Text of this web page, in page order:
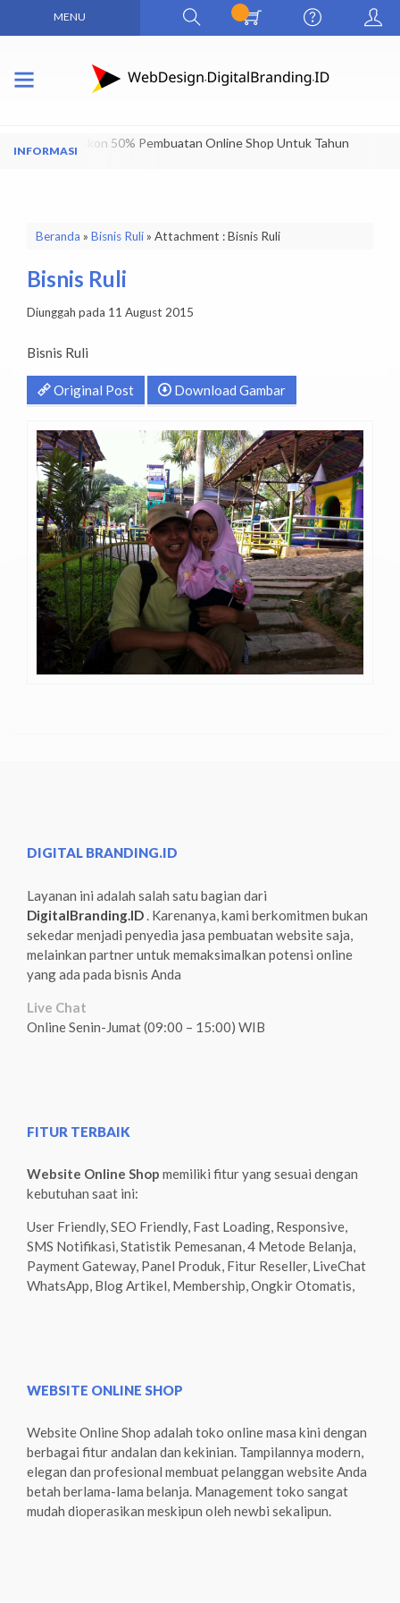
MENU
Dapatkan Diskon 50% Pembuatan Online Shop Untuk Tahun
Beranda » Bisnis Ruli» Attachment : Bisnis Ruli
Bisnis Ruli
Diunggah pada 11 August 2015
Bisnis Ruli
Original Post Download Gambar
DIGITAL BRANDING.ID
Layanan ini adalah salah satu bagian dari
DigitalBranding.ID . Karenanya, kami berkomitmen bukan
sekedar menjadi penyedia jasa pembuatan website saja,
melainkan partner untuk memaksimalkan potensi online
yang ada pada bisnis Anda
Live Chat
Online Senin-Jumat (09:00 – 15:00) WIB
FITUR TERBAIK
Website Online Shop memiliki fitur yang sesuai dengan
kebutuhan saat ini:
User Friendly, SEO Friendly, Fast Loading, Responsive,
SMS Notifikasi, Statistik Pemesanan, 4 Metode Belanja,
Payment Gateway, Panel Produk, Fitur Reseller, LiveChat
WhatsApp, Blog Artikel, Membership, Ongkir Otomatis,
WEBSITE ONLINE SHOP
Website Online Shop adalah toko online masa kini dengan
berbagai fitur andalan dan kekinian. Tampilannya modern,
elegan dan profesional membuat pelanggan website Anda
betah berlama-lama belanja. Management toko sangat
mudah dioperasikan meskipun oleh newbi sekalipun.